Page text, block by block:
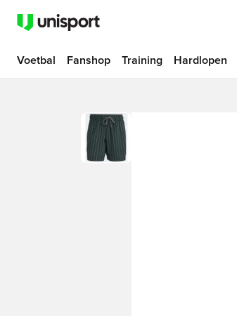
Voetbal Fanshop Training Hardlopen